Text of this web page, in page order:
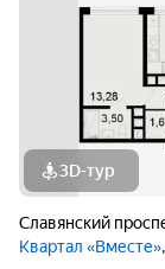
3D-тур
Славянский
Квартал «Вместе»